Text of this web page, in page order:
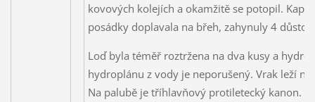
kovových kolejích a okamžitě se potopil.
posádky doplavala na břeh, zahynuly 4
Loď byla téměř roztržena na dva kusy a
hydroplánu z vody je neporušený. Vrak leží
Na palubě je tříhlavňový protiletecký kanon.